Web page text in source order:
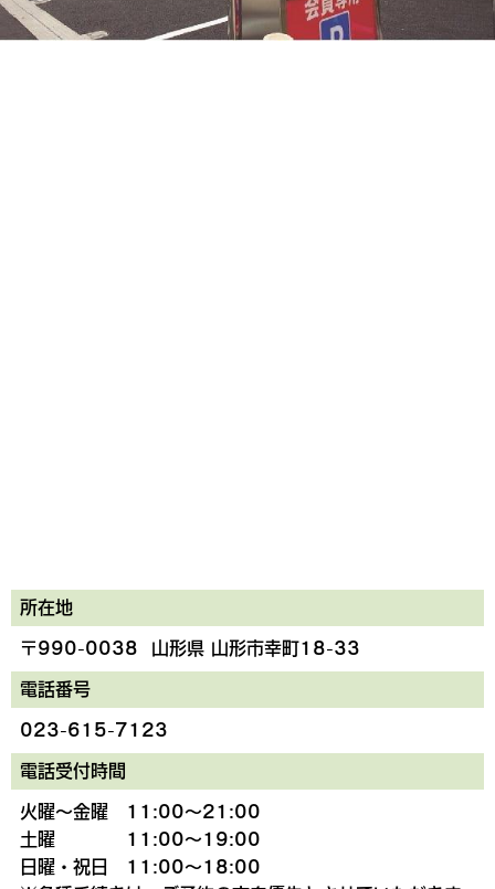
所在地
〒990-0038 山形県 山形市幸町18-33
電話番号
023-615-7123
電話受付時間
火曜～金曜 11:00～21:00
土曜 11:00～19:00
日曜・祝日 11:00～18:00